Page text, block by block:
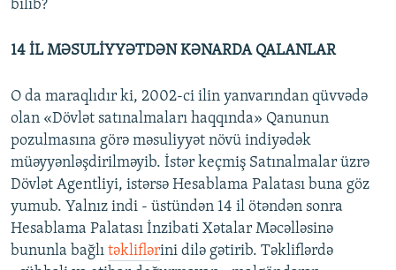
bilib?
14 İL MƏSULİYYƏTDƏN KƏNARDA QALANLAR
O da maraqlıdır ki, 2002-ci ilin yanvarından qüvvədə
olan «Dövlət satınalmaları haqqında» Qanunun
pozulmasına görə məsuliyyət növü indiyədək
müəyyənləşdirilməyib. İstər keçmiş Satınalmalar üzrə
Dövlət Agentliyi, istərsə Hesablama Palatası buna göz
yumub. Yalnız indi - üstündən 14 il ötəndən sonra
Hesablama Palatası İnzibati Xətalar Məcəlləsinə
bununla bağlı təkliflərini dilə gətirib. Təkliflərdə